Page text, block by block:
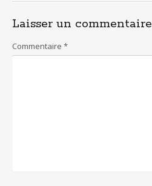
Laisser un commentaire
Commentaire *